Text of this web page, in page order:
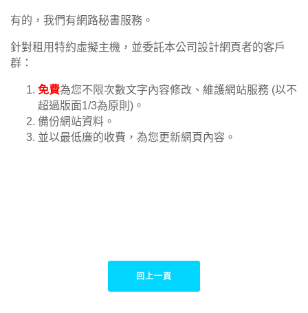
有的，我們有網路秘書服務。
針對租用特約虛擬主機，並委託本公司設計網頁者的客戶
群：
免費為您不限次數文字內容修改、維護網站服務 (以不
超過版面1/3為原則)。
備份網站資料。
並以最低廉的收費，為您更新網頁內容。